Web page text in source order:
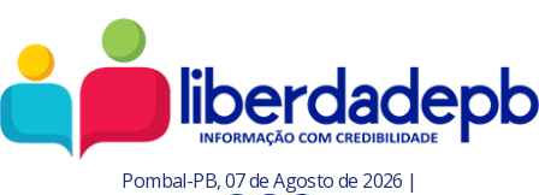
Pombal-PB, 07 de Agosto de 2026 |